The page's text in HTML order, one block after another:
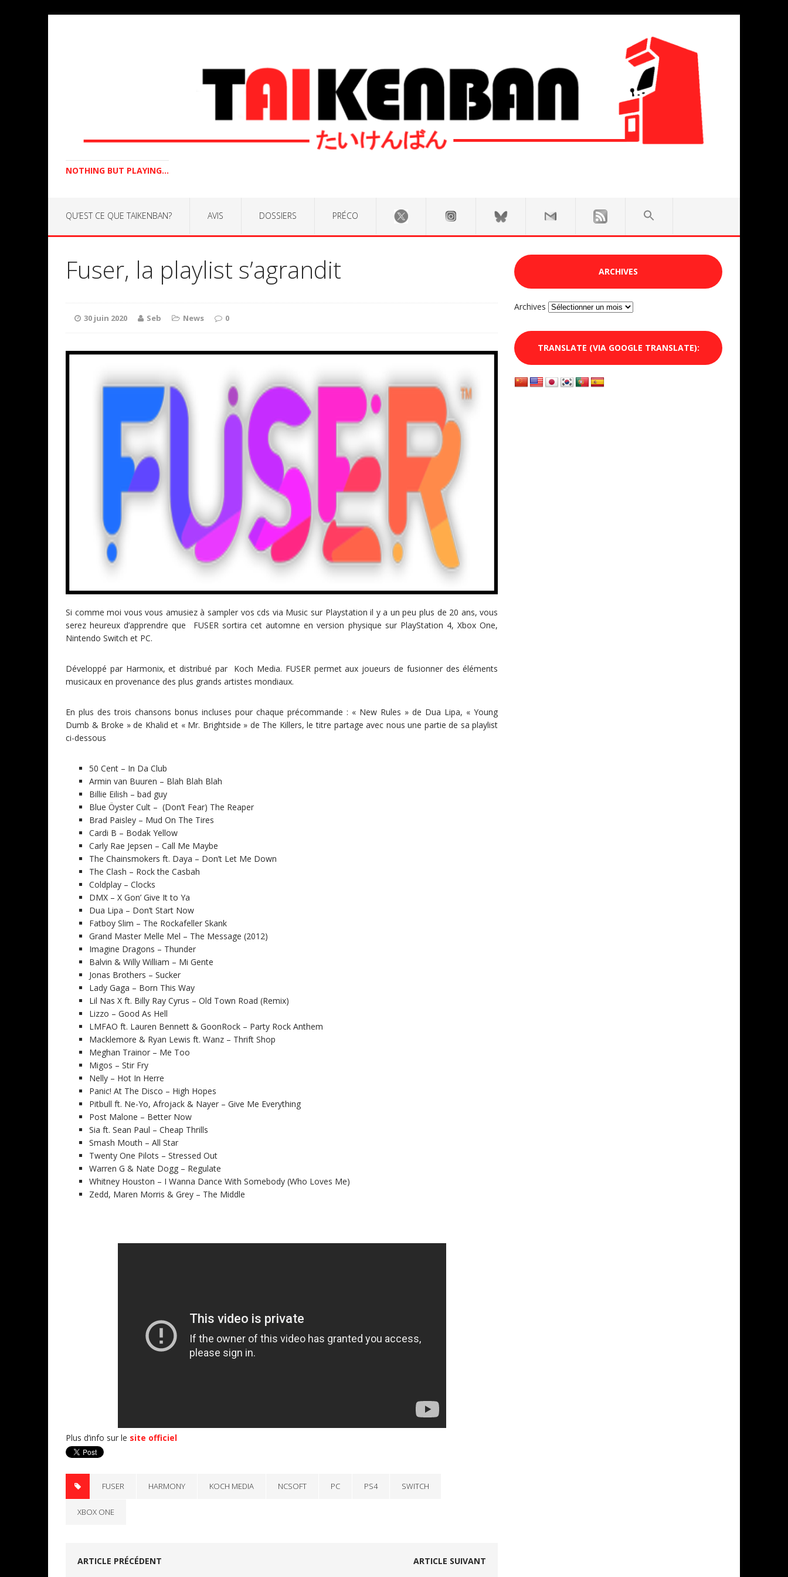
NOTHING BUT PLAYING...
QU’EST CE QUE TAIKENBAN? AVIS DOSSIERS PRÉCO
Fuser, la playlist s’agrandit
30 juin 2020 Seb News 0
Si comme moi vous vous amusiez à sampler vos cds via Music sur Playstation il y a un peu plus de 20 ans, vous
serez heureux d’apprendre que FUSER sortira cet automne en version physique sur PlayStation 4, Xbox One,
Nintendo Switch et PC.
Développé par Harmonix, et distribué par Koch Media. FUSER permet aux joueurs de fusionner des éléments
musicaux en provenance des plus grands artistes mondiaux.
En plus des trois chansons bonus incluses pour chaque précommande : « New Rules » de Dua Lipa, « Young
Dumb & Broke » de Khalid et « Mr. Brightside » de The Killers, le titre partage avec nous une partie de sa playlist
ci-dessous
50 Cent – In Da Club
Armin van Buuren – Blah Blah Blah
Billie Eilish – bad guy
Blue Öyster Cult – (Don’t Fear) The Reaper
Brad Paisley – Mud On The Tires
Cardi B – Bodak Yellow
Carly Rae Jepsen – Call Me Maybe
The Chainsmokers ft. Daya – Don’t Let Me Down
The Clash – Rock the Casbah
Coldplay – Clocks
DMX – X Gon’ Give It to Ya
Dua Lipa – Don’t Start Now
Fatboy Slim – The Rockafeller Skank
Grand Master Melle Mel – The Message (2012)
Imagine Dragons – Thunder
Balvin & Willy William – Mi Gente
Jonas Brothers – Sucker
Lady Gaga – Born This Way
Lil Nas X ft. Billy Ray Cyrus – Old Town Road (Remix)
Lizzo – Good As Hell
LMFAO ft. Lauren Bennett & GoonRock – Party Rock Anthem
Macklemore & Ryan Lewis ft. Wanz – Thrift Shop
Meghan Trainor – Me Too
Migos – Stir Fry
Nelly – Hot In Herre
Panic! At The Disco – High Hopes
Pitbull ft. Ne-Yo, Afrojack & Nayer – Give Me Everything
Post Malone – Better Now
Sia ft. Sean Paul – Cheap Thrills
Smash Mouth – All Star
Twenty One Pilots – Stressed Out
Warren G & Nate Dogg – Regulate
Whitney Houston – I Wanna Dance With Somebody (Who Loves Me)
Zedd, Maren Morris & Grey – The Middle
Plus d’info sur le site officiel
FUSER HARMONY KOCH MEDIA NCSOFT PC PS4 SWITCH
XBOX ONE
ARTICLE PRÉCÉDENT ARTICLE SUIVANT
ARCHIVES
Archives
TRANSLATE (VIA GOOGLE TRANSLATE):